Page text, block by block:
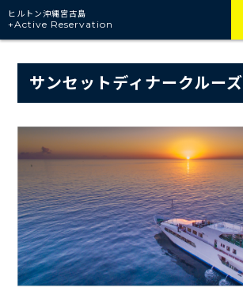
ヒルトン沖縄宮古島
+Active Reservation
サンセットディナークルーズ